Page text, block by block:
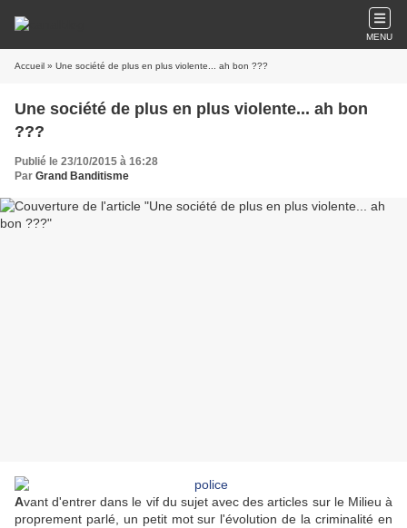
MENU
Accueil » Une société de plus en plus violente... ah bon ???
Une société de plus en plus violente... ah bon
???
Publié le 23/10/2015 à 16:28
Par Grand Banditisme
Avant d'entrer dans le vif du sujet avec des articles sur le Milieu à
proprement parlé, un petit mot sur l'évolution de la criminalité en